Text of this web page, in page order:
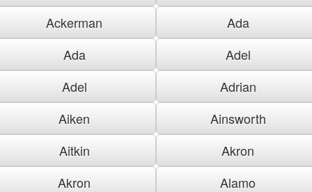
Ackerman
Ada
Ada
Adel
Adel
Adrian
Aiken
Ainsworth
Aitkin
Akron
Akron
Alamo